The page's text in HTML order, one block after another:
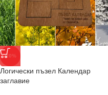
-20%
Логически пъзел Календар
заглавие